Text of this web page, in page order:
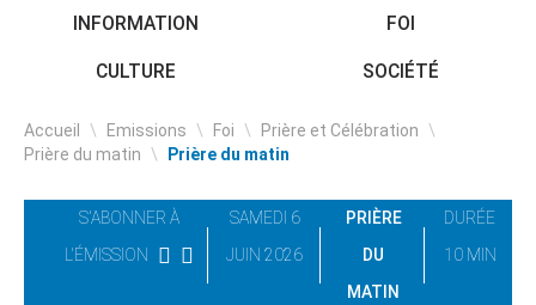
INFORMATION FOI
CULTURE SOCIÉTÉ
Accueil \ Emissions \ Foi \ Prière et Célébration \
Prière du matin \ Prière du matin
S'ABONNER À
L'ÉMISSION
SAMEDI 6
JUIN 2026
PRIÈRE
DU
MATIN
DURÉE
10 MIN